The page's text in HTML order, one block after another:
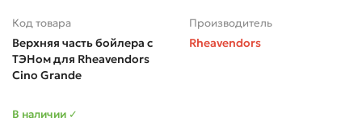
Код товара
Верхняя часть бойлера с
ТЭНом для Rheavendors
Cino Grande
Производитель
Rheavendors
В наличии ✓